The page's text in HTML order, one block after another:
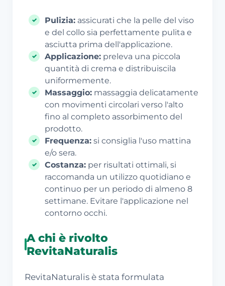
Pulizia: assicurati che la pelle del viso
e del collo sia perfettamente pulita e
asciutta prima dell'applicazione.
Applicazione: preleva una piccola
quantità di crema e distribuiscila
uniformemente.
Massaggio: massaggia delicatamente
con movimenti circolari verso l'alto
fino al completo assorbimento del
prodotto.
Frequenza: si consiglia l'uso mattina
e/o sera.
Costanza: per risultati ottimali, si
raccomanda un utilizzo quotidiano e
continuo per un periodo di almeno 8
settimane. Evitare l'applicazione nel
contorno occhi.
A chi è rivolto
RevitaNaturalis
RevitaNaturalis è stata formulata